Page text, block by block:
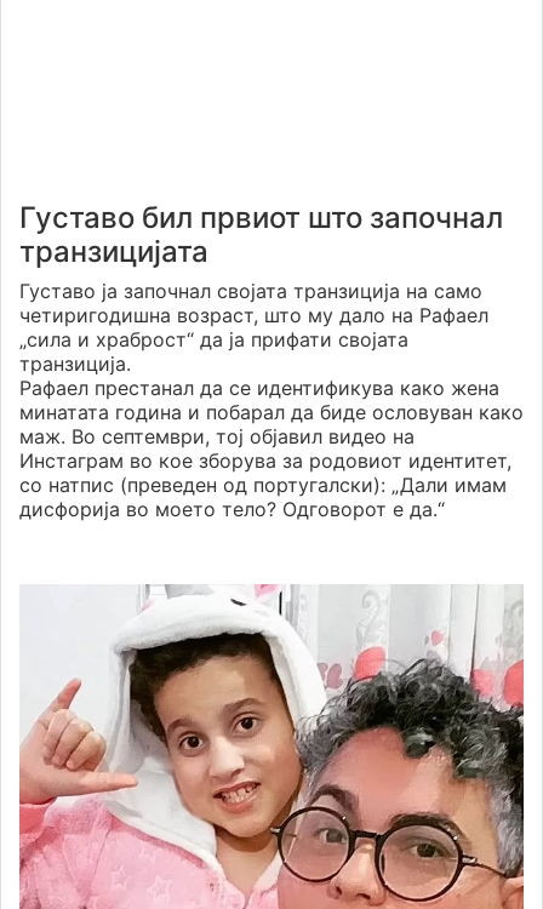
Густаво бил првиот што започнал
транзицијата
Густаво ја започнал својата транзиција на само
четиригодишна возраст, што му дало на Рафаел
„сила и храброст“ да ја прифати својата
транзиција.
Рафаел престанал да се идентификува како жена
минатата година и побарал да биде ословуван како
маж. Во септември, тој објавил видео на
Инстаграм во кое зборува за родовиот идентитет,
со натпис (преведен од португалски): „Дали имам
дисфорија во моето тело? Одговорот е да.“